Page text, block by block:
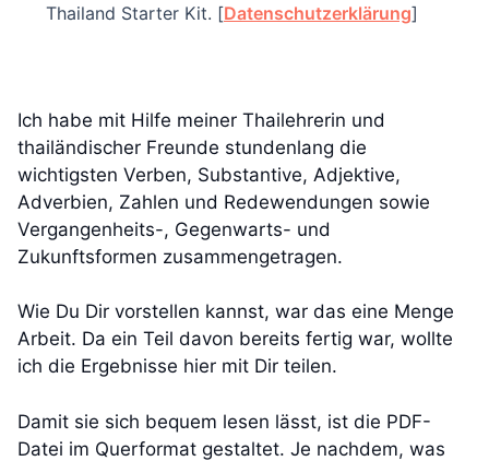
Thailand Starter Kit. [Datenschutzerklärung]
Ich habe mit Hilfe meiner Thailehrerin und
thailändischer Freunde stundenlang die
wichtigsten Verben, Substantive, Adjektive,
Adverbien, Zahlen und Redewendungen sowie
Vergangenheits-, Gegenwarts- und
Zukunftsformen zusammengetragen.
Wie Du Dir vorstellen kannst, war das eine Menge
Arbeit. Da ein Teil davon bereits fertig war, wollte
ich die Ergebnisse hier mit Dir teilen.
Damit sie sich bequem lesen lässt, ist die PDF-
Datei im Querformat gestaltet. Je nachdem, was